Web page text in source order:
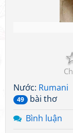
Nước: Rumani
49
bài thơ
Bình luận